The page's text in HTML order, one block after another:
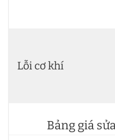
Lỗi cơ khí
Bảng giá